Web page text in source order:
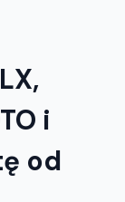
i
od